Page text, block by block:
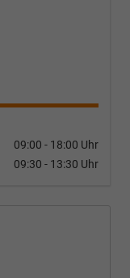
09:00 - 18:00 Uhr
09:30 - 13:30 Uhr